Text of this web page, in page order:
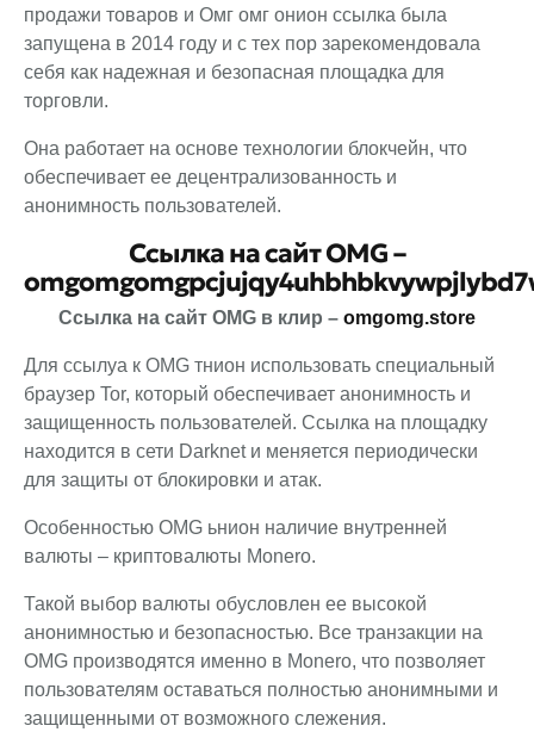
продажи товаров и Омг омг онион ссылка была
запущена в 2014 году и с тех пор зарекомендовала
себя как надежная и безопасная площадка для
торговли.
Она работает на основе технологии блокчейн, что
обеспечивает ее децентрализованность и
анонимность пользователей.
Ссылка на сайт OMG –
Ссылка на сайт OMG в клир – omgomg.store
Для ссылуа к OMG тнион использовать специальный
браузер Tor, который обеспечивает анонимность и
защищенность пользователей. Ссылка на площадку
находится в сети Darknet и меняется периодически
для защиты от блокировки и атак.
Особенностью OMG ьнион наличие внутренней
валюты – криптовалюты Monero.
Такой выбор валюты обусловлен ее высокой
анонимностью и безопасностью. Все транзакции на
OMG производятся именно в Monero, что позволяет
пользователям оставаться полностью анонимными и
защищенными от возможного слежения.